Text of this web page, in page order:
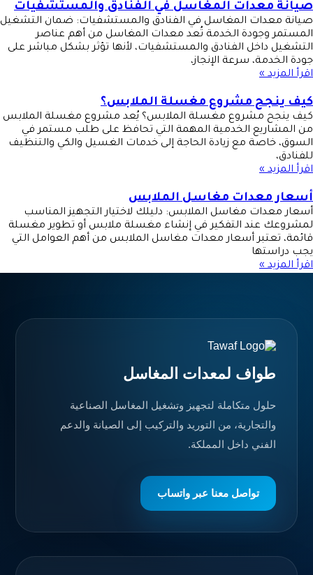
صيانة معدات المغاسل في الفنادق والمستشفيات
صيانة معدات المغاسل في الفنادق والمستشفيات: ضمان التشغيل
المستمر وجودة الخدمة تُعد معدات المغاسل من أهم عناصر
التشغيل داخل الفنادق والمستشفيات، لأنها تؤثر بشكل مباشر على
جودة الخدمة، سرعة الإنجاز،
اقرأ المزيد »
كيف ينجح مشروع مغسلة الملابس؟
كيف ينجح مشروع مغسلة الملابس؟ يُعد مشروع مغسلة الملابس
من المشاريع الخدمية المهمة التي تحافظ على طلب مستمر في
السوق، خاصة مع زيادة الحاجة إلى خدمات الغسيل والكي والتنظيف
للفنادق،
اقرأ المزيد »
أسعار معدات مغاسل الملابس
أسعار معدات مغاسل الملابس: دليلك لاختيار التجهيز المناسب
لمشروعك عند التفكير في إنشاء مغسلة ملابس أو تطوير مغسلة
قائمة، تعتبر أسعار معدات مغاسل الملابس من أهم العوامل التي
يجب دراستها
اقرأ المزيد »
طواف لمعدات المغاسل
حلول متكاملة لتجهيز وتشغيل المغاسل الصناعية
والتجارية، من التوريد والتركيب إلى الصيانة والدعم
الفني داخل المملكة.
تواصل معنا عبر واتساب